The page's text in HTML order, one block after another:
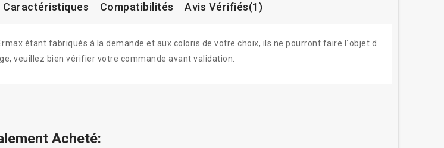
Caractéristiques Compatibilités Avis Vérifiés(1)
étant fabriqués à la demande et aux coloris de votre choix, ils ne pourront faire l´objet d
veuillez bien vérifier votre commande avant validation.
Acheté: